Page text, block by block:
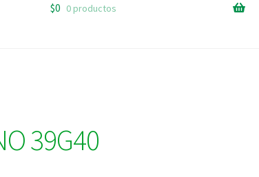
$0 0 productos
39G40